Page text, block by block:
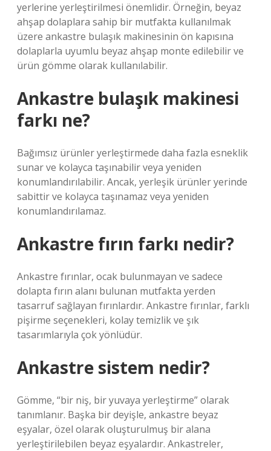
yerlerine yerleştirilmesi önemlidir. Örneğin, beyaz
ahşap dolaplara sahip bir mutfakta kullanılmak
üzere ankastre bulaşık makinesinin ön kapısına
dolaplarla uyumlu beyaz ahşap monte edilebilir ve
ürün gömme olarak kullanılabilir.
Ankastre bulaşık makinesi
farkı ne?
Bağımsız ürünler yerleştirmede daha fazla esneklik
sunar ve kolayca taşınabilir veya yeniden
konumlandırılabilir. Ancak, yerleşik ürünler yerinde
sabittir ve kolayca taşınamaz veya yeniden
konumlandırılamaz.
Ankastre fırın farkı nedir?
Ankastre fırınlar, ocak bulunmayan ve sadece
dolapta fırın alanı bulunan mutfakta yerden
tasarruf sağlayan fırınlardır. Ankastre fırınlar, farklı
pişirme seçenekleri, kolay temizlik ve şık
tasarımlarıyla çok yönlüdür.
Ankastre sistem nedir?
Gömme, “bir niş, bir yuvaya yerleştirme” olarak
tanımlanır. Başka bir deyişle, ankastre beyaz
eşyalar, özel olarak oluşturulmuş bir alana
yerleştirilebilen beyaz eşyalardır. Ankastreler,